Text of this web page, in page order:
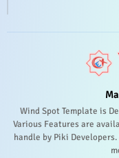
Wind Spot Template is
Various Features are
handle by Piki